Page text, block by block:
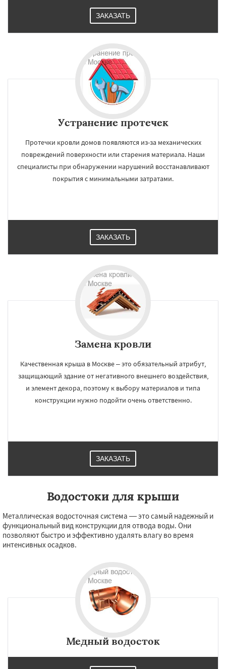
Краснознаменск
Ликино-Дулево
Лобня Лосино-Петровский Луховицы
ЗАКАЗАТЬ
Устранение протечек
Протечки кровли домов появляются из-за механических
повреждений поверхности или старения материала. Наши
специалисты при обнаружении нарушений восстанавливают
покрытия с минимальными затратами.
ЗАКАЗАТЬ
Замена кровли
Качественная крыша в Москве – это обязательный атрибут,
защищающий здание от негативного внешнего воздействия,
и элемент декора, поэтому к выбору материалов и типа
конструкции нужно подойти очень ответственно.
ЗАКАЗАТЬ
Водостоки для крыши
Металлическая водосточная система — это самый надежный и
функциональный вид конструкции для отвода воды. Они
позволяют быстро и эффективно удалять влагу во время
интенсивных осадков.
Медный водосток